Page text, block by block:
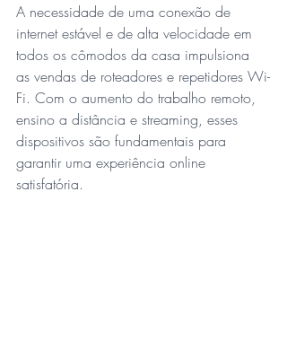
A necessidade de uma conexão de
internet estável e de alta velocidade em
todos os cômodos da casa impulsiona
as vendas de roteadores e repetidores Wi-
Fi. Com o aumento do trabalho remoto,
ensino a distância e streaming, esses
dispositivos são fundamentais para
garantir uma experiência online
satisfatória.